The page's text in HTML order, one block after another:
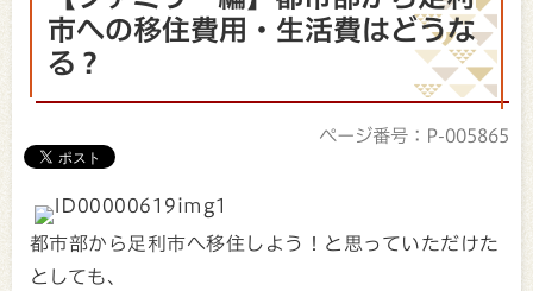
市への移住費用・生活費はどうな
る？
ページ番号：P-005865
都市部から足利市へ移住しよう！と思っていただけた
としても、